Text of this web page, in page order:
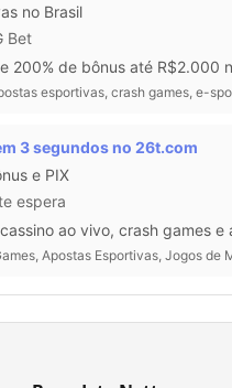
no Brasil
Bet
200% de bônus até R$2.000
esportivas, crash games, e-
3 segundos no 26t.com
e PIX
espera
ao vivo, crash games
Apostas Esportivas, Jogos de